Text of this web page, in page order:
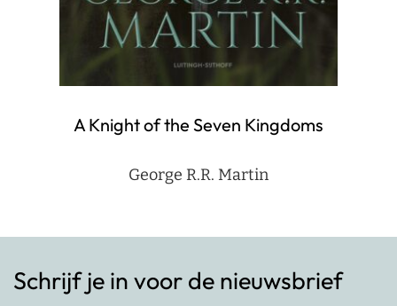
A Knight of the Seven Kingdoms
George R.R. Martin
Schrijf je in voor de nieuwsbrief